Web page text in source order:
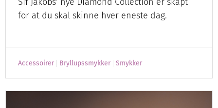
for at du skal skinne hver eneste dag.
Accessoirer Bryllupssmykker Smykker